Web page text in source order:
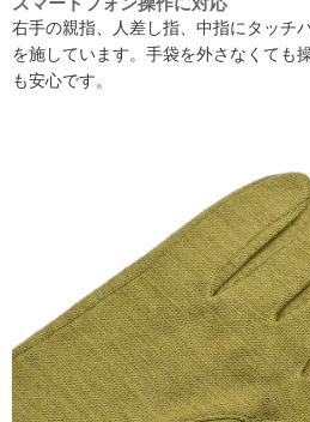
右手の親指、人差し指、中指にタッチ
を施しています。手袋を外さなくても
も安心です。